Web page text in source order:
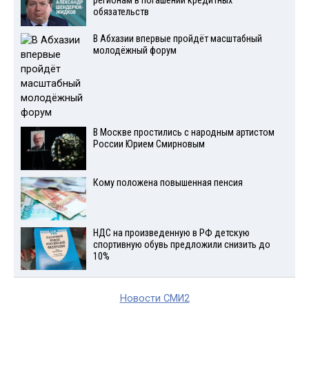
обязательств
В Абхазии впервые пройдёт масштабный
молодёжный форум
В Москве простились с народным артистом
России Юрием Смирновым
Кому положена повышенная пенсия
НДС на произведенную в РФ детскую
спортивную обувь предложили снизить до
10%
Новости СМИ2